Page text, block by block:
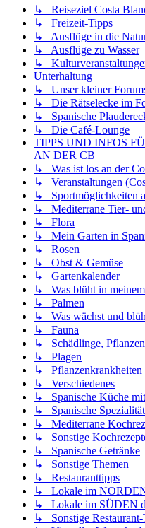
↳ Reiseziel Costa
↳ Freizeit-Tipps
↳ Ausflüge in die
↳ Ausflüge zu Wasser
↳
Unterhaltung
↳ Unser kleiner
↳ Die Rätselecke im
↳ Spanische
↳ Die Café-Lounge
TIPPS UND INFOS
AN DER CB
↳ Was ist los an der
↳ Veranstaltungen
↳ Sportmöglichkeiten
↳ Mediterrane Tier-
↳ Flora
↳ Mein Garten in
↳ Rosen
↳ Obst & Gemüse
↳ Gartenkalender
↳ Was blüht in
↳ Palmen
↳ Was wächst und
↳ Fauna
↳ Schädlinge,
↳ Plagen
↳
↳ Verschiedenes
↳ Spanische Küche
↳ Spanische
↳ Mediterrane
↳ Sonstige
↳ Spanische Getränke
↳ Sonstige Themen
↳ Restauranttipps
↳ Lokale im NORDEN
↳ Lokale im SÜDEN
↳ Sonstige Restaurant-